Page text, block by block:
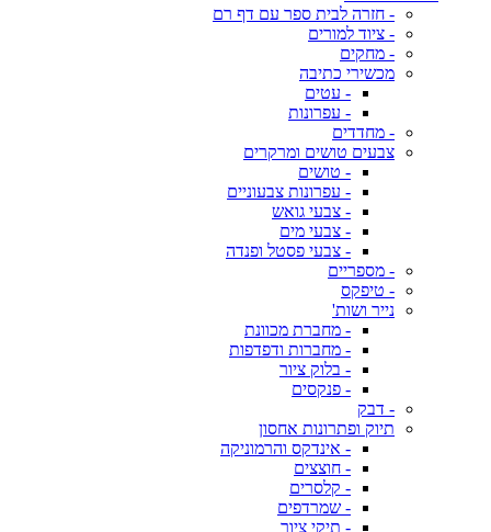
- חזרה לבית ספר עם דף רם
- ציוד למורים
- מחקים
מכשירי כתיבה
- עטים
- עפרונות
- מחדדים
צבעים טושים ומרקרים
- טושים
- עפרונות צבעוניים
- צבעי גואש
- צבעי מים
- צבעי פסטל ופנדה
- מספריים
- טיפקס
נייר ושות'
- מחברת מכוונת
- מחברות ודפדפות
- בלוק ציור
- פנקסים
- דבק
תיוק ופתרונות אחסון
- אינדקס והרמוניקה
- חוצצים
- קלסרים
- שמרדפים
- תיקי ציור